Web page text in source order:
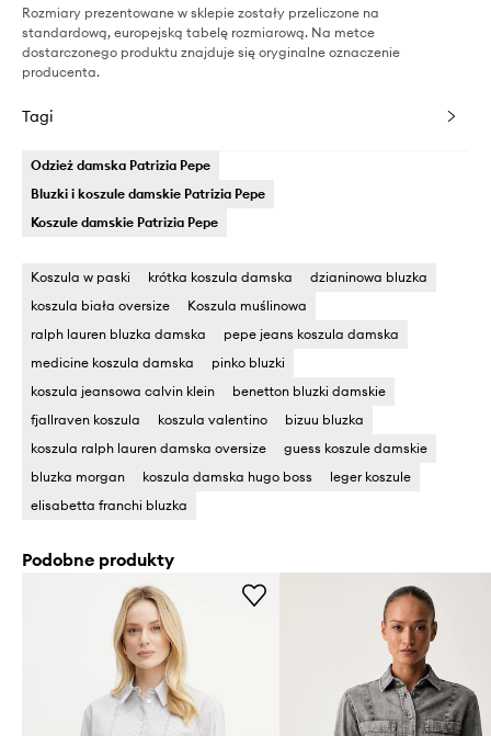
Rozmiary prezentowane w sklepie zostały przeliczone na
standardową, europejską tabelę rozmiarową. Na metce
dostarczonego produktu znajduje się oryginalne oznaczenie
producenta.
Tagi
Odzież damska Patrizia Pepe
Bluzki i koszule damskie Patrizia Pepe
Koszule damskie Patrizia Pepe
Koszula w paski krótka koszula damska
dzianinowa bluzka
koszula biała oversize
Koszula muślinowa
ralph lauren bluzka damska
pepe jeans koszula damska
medicine koszula damska
pinko bluzki
koszula jeansowa calvin klein
benetton bluzki damskie
fjallraven koszula
koszula valentino
bizuu bluzka
koszula ralph lauren damska oversize
guess koszule damskie
bluzka morgan
koszula damska hugo boss
leger koszule
elisabetta franchi bluzka
Podobne produkty